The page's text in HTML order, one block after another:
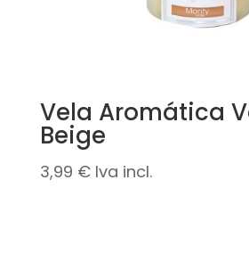
Vela Aromática
Beige
3,99 € Iva incl.